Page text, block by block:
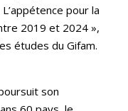
pour la
2019 et 2024 »,
études du Gifam.
son